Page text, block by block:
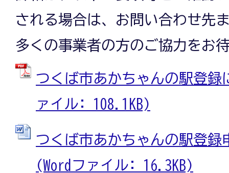
される場合は、お問い合わせ先
多くの事業者の方のご協力をお
つくば市あかちゃんの駅登録
ァイル: 108.1KB)
つくば市あかちゃんの駅登録
(Wordファイル: 16.3KB)